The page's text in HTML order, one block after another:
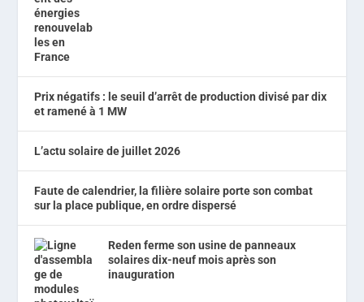
Prix négatifs : le seuil d’arrêt de production divisé par dix
et ramené à 1 MW
L’actu solaire de juillet 2026
Faute de calendrier, la filière solaire porte son combat
sur la place publique, en ordre dispersé
Reden ferme son usine de panneaux
solaires dix-neuf mois après son
inauguration